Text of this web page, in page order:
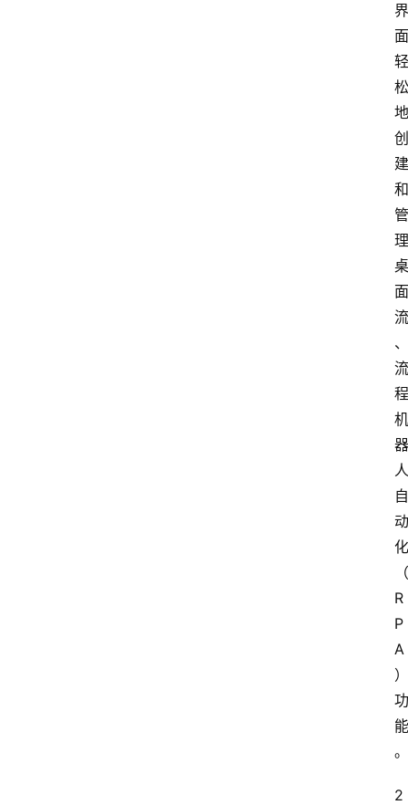
界
面
轻
松
地
创
建
和
管
理
桌
面
流
、
流
程
机
器
人
自
动
化
（
R
P
A
）
功
能
。
2